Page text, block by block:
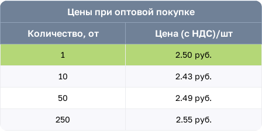
Цены при оптовой покупке
Количество, от
Цена (с НДС)/шт
1 2.50 руб.
10 2.43 руб.
50 2.49 руб.
250 2.55 руб.